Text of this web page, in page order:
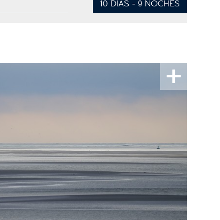
10 DÍAS - 9 NOCHES